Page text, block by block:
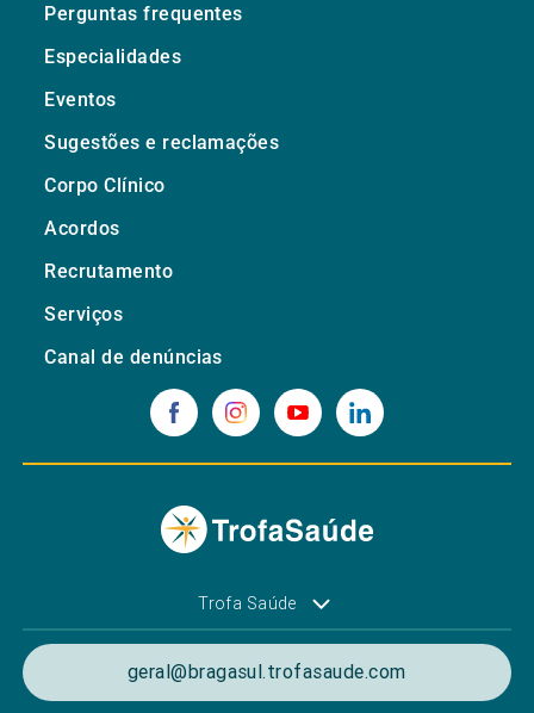
Perguntas frequentes
Especialidades
Eventos
Sugestões e reclamações
Corpo Clínico
Acordos
Recrutamento
Serviços
Canal de denúncias
Trofa Saúde
geral@bragasul.trofasaude.com